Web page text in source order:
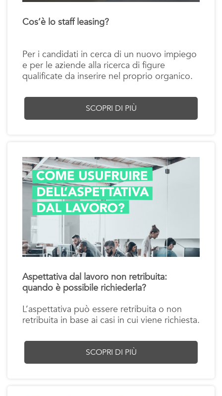
Cos’è lo staff leasing?
Per i candidati in cerca di un nuovo impiego
e per le aziende alla ricerca di figure
qualificate da inserire nel proprio organico.
SCOPRI DI PIÙ
Aspettativa dal lavoro non retribuita:
quando è possibile richiederla?
L’aspettativa può essere retribuita o non
retribuita in base ai casi in cui viene richiesta.
SCOPRI DI PIÙ